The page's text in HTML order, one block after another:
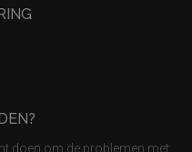
doen om de problemen met